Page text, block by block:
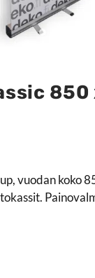
850
vuodan koko